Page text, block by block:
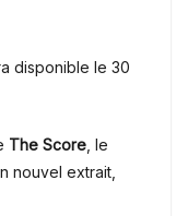
disponible le 30
The Score , le
nouvel extrait,